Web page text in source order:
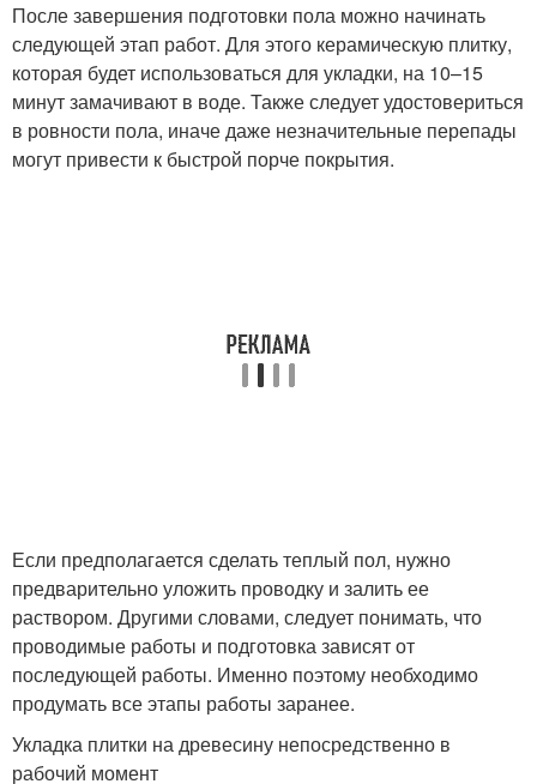
После завершения подготовки пола можно начинать
следующей этап работ. Для этого керамическую плитку,
которая будет использоваться для укладки, на 10–15
минут замачивают в воде. Также следует удостовериться
в ровности пола, иначе даже незначительные перепады
могут привести к быстрой порче покрытия.
Если предполагается сделать теплый пол, нужно
предварительно уложить проводку и залить ее
раствором. Другими словами, следует понимать, что
проводимые работы и подготовка зависят от
последующей работы. Именно поэтому необходимо
продумать все этапы работы заранее.
Укладка плитки на древесину непосредственно в
рабочий момент